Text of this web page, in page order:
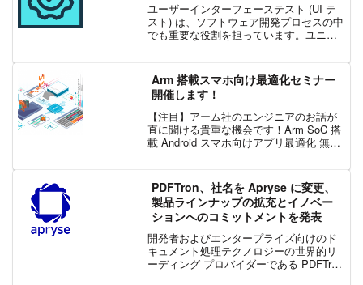
ユーザーインターフェーステスト (UI テ
スト) は、ソフトウェア開発プロセスの中
でも重要な役割を担っています。ユニッ
はユーザーの立場から最適な体験を保証
する唯一の方...
Arm 搭載スマホ向け最適化セミナー
開催します！
【注目】アーム社のエンジニアのお話が
直に聞ける貴重な機会です！Arm SoC 搭
載 Android スマホ向けアプリ最適化 無料
━━━━━━━━━━━━━━━━━━..
PDFTron、社名を Apryse に変更、
製品ラインナップの拡充とイノベー
ションへのコミットメントを発表
開発者およびエンタープライズ向けのド
キュメント処理テクノロジーの世界的リ
ーディング プロバイダーである PDFTron